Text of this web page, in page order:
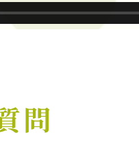
問